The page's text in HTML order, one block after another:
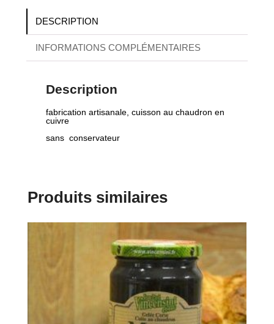
DESCRIPTION
INFORMATIONS COMPLÉMENTAIRES
Description
fabrication artisanale, cuisson au chaudron en
cuivre
sans conservateur
Produits similaires